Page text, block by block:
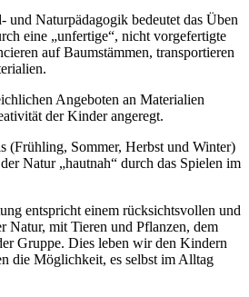
und Naturpädagogik bedeutet das Üben
eine „unfertige“, nicht vorgefertigte
auf Baumstämmen, transportieren
Angeboten an Materialien
der Kinder angeregt.
(Frühling, Sommer, Herbst und Winter)
Natur „hautnah“ durch das Spielen im
entspricht einem rücksichtsvollen und
Natur, mit Tieren und Pflanzen, dem
Gruppe. Dies leben wir den Kindern
die Möglichkeit, es selbst im Alltag